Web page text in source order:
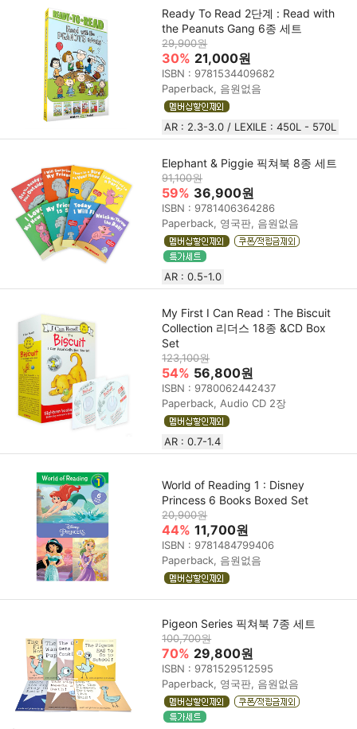
Ready To Read 2단계 : Read with
the Peanuts Gang 6종 세트
29,900원
30% 21,000원
ISBN : 9781534409682
Paperback, 음원없음
AR : 2.3-3.0 / LEXILE : 450L - 570L
Elephant & Piggie 픽쳐북 8종 세트
91,100원
59% 36,900원
ISBN : 9781406364286
Paperback, 영국판, 음원없음
AR : 0.5-1.0
My First I Can Read : The Biscuit
Collection 리더스 18종 &CD Box
Set
123,100원
54% 56,800원
ISBN : 9780062442437
Paperback, Audio CD 2장
AR : 0.7-1.4
World of Reading 1 : Disney
Princess 6 Books Boxed Set
20,900원
44% 11,700원
ISBN : 9781484799406
Paperback, 음원없음
Pigeon Series 픽쳐북 7종 세트
100,700원
70% 29,800원
ISBN : 9781529512595
Paperback, 영국판, 음원없음